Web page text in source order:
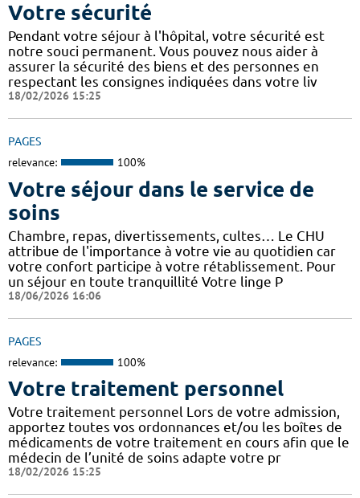
Votre sécurité
Pendant votre séjour à l'hôpital, votre sécurité est
notre souci permanent. Vous pouvez nous aider à
assurer la sécurité des biens et des personnes en
respectant les consignes indiquées dans votre liv
18/02/2026 15:25
PAGES
relevance: 100%
Votre séjour dans le service de
soins
Chambre, repas, divertissements, cultes… Le CHU
attribue de l'importance à votre vie au quotidien car
votre confort participe à votre rétablissement. Pour
un séjour en toute tranquillité Votre linge P
18/06/2026 16:06
PAGES
relevance: 100%
Votre traitement personnel
Votre traitement personnel Lors de votre admission,
apportez toutes vos ordonnances et/ou les boîtes de
médicaments de votre traitement en cours afin que le
médecin de l’unité de soins adapte votre pr
18/02/2026 15:25